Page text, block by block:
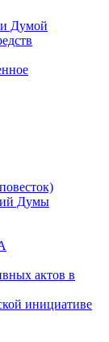
Думой
Думы
актов в
инициативе